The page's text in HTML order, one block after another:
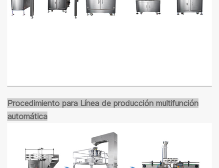
Procedimiento para Línea de producción multifunción
automática